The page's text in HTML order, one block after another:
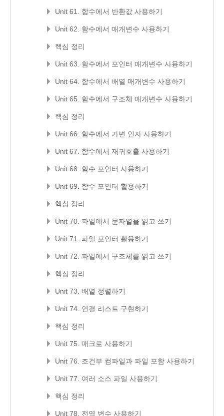
Unit 61. 함수에서 반환값 사용하기
Unit 62. 함수에서 매개변수 사용하기
핵심 정리
Unit 63. 함수에서 포인터 매개변수 사용하기
Unit 64. 함수에서 배열 매개변수 사용하기
Unit 65. 함수에서 구조체 매개변수 사용하기
핵심 정리
Unit 66. 함수에서 가변 인자 사용하기
Unit 67. 함수에서 재귀호출 사용하기
Unit 68. 함수 포인터 사용하기
Unit 69. 함수 포인터 활용하기
핵심 정리
Unit 70. 파일에서 문자열을 읽고 쓰기
Unit 71. 파일 포인터 활용하기
Unit 72. 파일에서 구조체를 읽고 쓰기
핵심 정리
Unit 73. 배열 정렬하기
Unit 74. 연결 리스트 구현하기
핵심 정리
Unit 75. 매크로 사용하기
Unit 76. 조건부 컴파일과 파일 포함 사용하기
Unit 77. 여러 소스 파일 사용하기
핵심 정리
Unit 78. 전역 변수 사용하기